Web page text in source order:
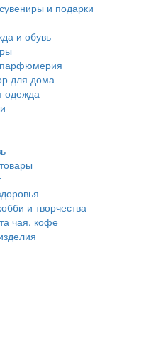
и подарки
и обувь
парфюмерия
для дома
одежда
и творчества
чая, кофе